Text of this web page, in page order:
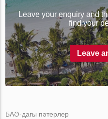
Leave your enquiry and
find your
Leave
БАӘ-дағы пәтерлер